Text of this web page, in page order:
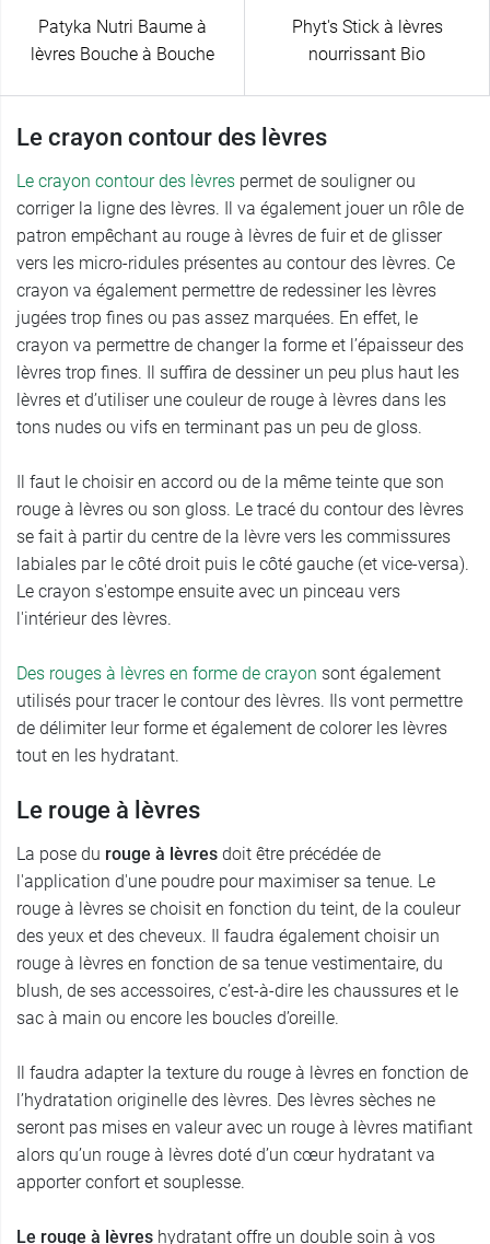
Patyka Nutri Baume à
lèvres Bouche à Bouche
Phyt's Stick à lèvres
nourrissant Bio
Le crayon contour des lèvres
Le crayon contour des lèvres permet de souligner ou
corriger la ligne des lèvres. Il va également jouer un rôle de
patron empêchant au rouge à lèvres de fuir et de glisser
vers les micro-ridules présentes au contour des lèvres. Ce
crayon va également permettre de redessiner les lèvres
jugées trop fines ou pas assez marquées. En effet, le
crayon va permettre de changer la forme et l’épaisseur des
lèvres trop fines. Il suffira de dessiner un peu plus haut les
lèvres et d’utiliser une couleur de rouge à lèvres dans les
tons nudes ou vifs en terminant pas un peu de gloss.
Il faut le choisir en accord ou de la même teinte que son
rouge à lèvres ou son gloss. Le tracé du contour des lèvres
se fait à partir du centre de la lèvre vers les commissures
labiales par le côté droit puis le côté gauche (et vice-versa).
Le crayon s'estompe ensuite avec un pinceau vers
l'intérieur des lèvres.
Des rouges à lèvres en forme de crayon sont également
utilisés pour tracer le contour des lèvres. Ils vont permettre
de délimiter leur forme et également de colorer les lèvres
tout en les hydratant.
Le rouge à lèvres
La pose du rouge à lèvres doit être précédée de
l'application d'une poudre pour maximiser sa tenue. Le
rouge à lèvres se choisit en fonction du teint, de la couleur
des yeux et des cheveux. Il faudra également choisir un
rouge à lèvres en fonction de sa tenue vestimentaire, du
blush, de ses accessoires, c’est-à-dire les chaussures et le
sac à main ou encore les boucles d’oreille.
Il faudra adapter la texture du rouge à lèvres en fonction de
l’hydratation originelle des lèvres. Des lèvres sèches ne
seront pas mises en valeur avec un rouge à lèvres matifiant
alors qu’un rouge à lèvres doté d’un cœur hydratant va
apporter confort et souplesse.
Le rouge à lèvres hydratant offre un double soin à vos